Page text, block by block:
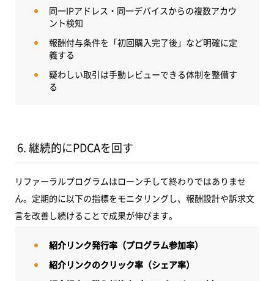
同一IPアドレス・同一デバイスからの複数アカウ
ント検知
報酬付与条件を「初回購入完了後」など明確に定
義する
疑わしい取引は手動レビューできる体制を整備す
る
6. 継続的にPDCAを回す
リファーラルプログラムはローンチして終わりではありませ
ん。定期的に以下の指標をモニタリングし、報酬設計や訴求文
言を改善し続けることで成果が伸びます。
紹介リンク発行率（プログラム参加率）
紹介リンクのクリック率（シェア率）